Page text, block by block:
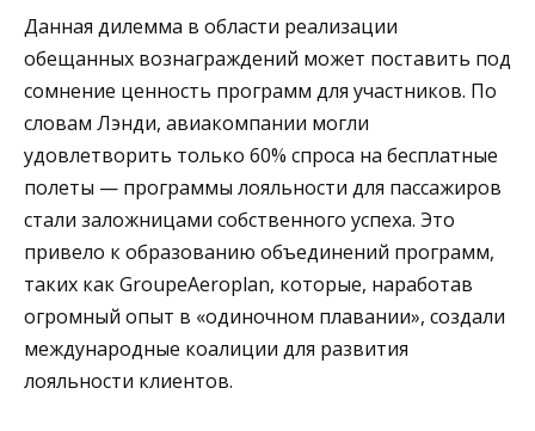
Данная дилемма в области реализации
обещанных вознаграждений может поставить под
сомнение ценность программ для участников. По
словам Лэнди, авиакомпании могли
удовлетворить только 60% спроса на бесплатные
полеты — программы лояльности для пассажиров
стали заложницами собственного успеха. Это
привело к образованию объединений программ,
таких как GroupeAeroplan, которые, наработав
огромный опыт в «одиночном плавании», создали
международные коалиции для развития
лояльности клиентов.